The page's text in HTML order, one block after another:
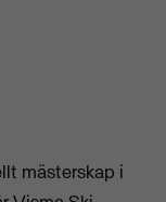
mästerskap i